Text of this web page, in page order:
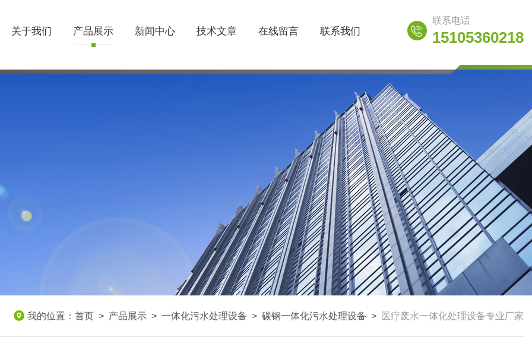
关于我们 产品展示 新闻中心 技术文章 在线留言 联系我们
联系电话
15105360218
我的位置： 首页 > 产品展示 > 一体化污水处理设备 > 碳钢一体化污水处理设备 > 医疗废水一体化处理设备专业厂家